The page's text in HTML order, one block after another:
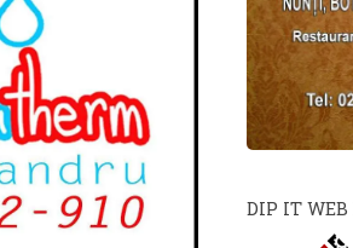
DIP IT WEB